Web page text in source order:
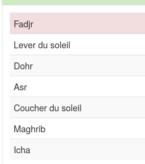
Fadjr
Lever du soleil
Dohr
Asr
Coucher du soleil
Maghrib
Icha